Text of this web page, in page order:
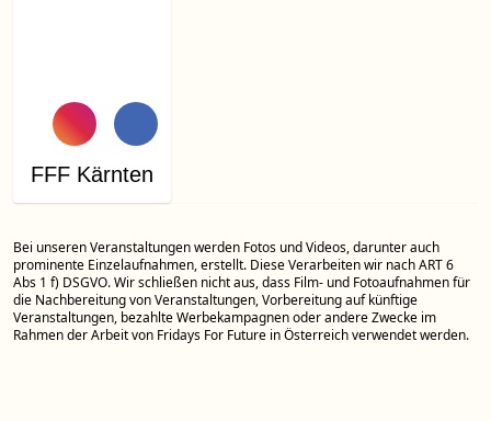
FFF Kärnten
Bei unseren Veranstaltungen werden Fotos und Videos, darunter auch
prominente Einzelaufnahmen, erstellt. Diese Verarbeiten wir nach ART 6
Abs 1 f) DSGVO. Wir schließen nicht aus, dass Film- und Fotoaufnahmen für
die Nachbereitung von Veranstaltungen, Vorbereitung auf künftige
Veranstaltungen, bezahlte Werbekampagnen oder andere Zwecke im
Rahmen der Arbeit von Fridays For Future in Österreich verwendet werden.